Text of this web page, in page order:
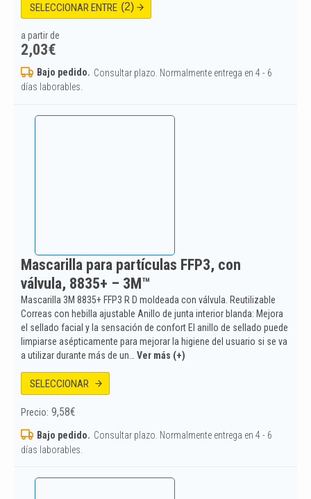
SELECCIONAR ENTRE (2)
a partir de
2,03€
Bajo pedido. Consultar plazo. Normalmente entrega en 4 - 6
días laborables.
Mascarilla para partículas FFP3, con
válvula, 8835+ – 3M™
Mascarilla 3M 8835+ FFP3 R D moldeada con válvula. Reutilizable
Correas con hebilla ajustable Anillo de junta interior blanda: Mejora
el sellado facial y la sensación de confort El anillo de sellado puede
limpiarse asépticamente para mejorar la higiene del usuario si se va
a utilizar durante más de un… Ver más (+)
SELECCIONAR
Precio: 9,58€
Bajo pedido. Consultar plazo. Normalmente entrega en 4 - 6
días laborables.